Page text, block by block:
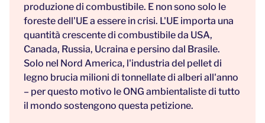
produzione di combustibile. E non sono solo le
foreste dell'UE a essere in crisi. L'UE importa una
quantità crescente di combustibile da USA,
Canada, Russia, Ucraina e persino dal Brasile.
Solo nel Nord America, l'industria del pellet di
legno brucia milioni di tonnellate di alberi all'anno
– per questo motivo le ONG ambientaliste di tutto
il mondo sostengono questa petizione.